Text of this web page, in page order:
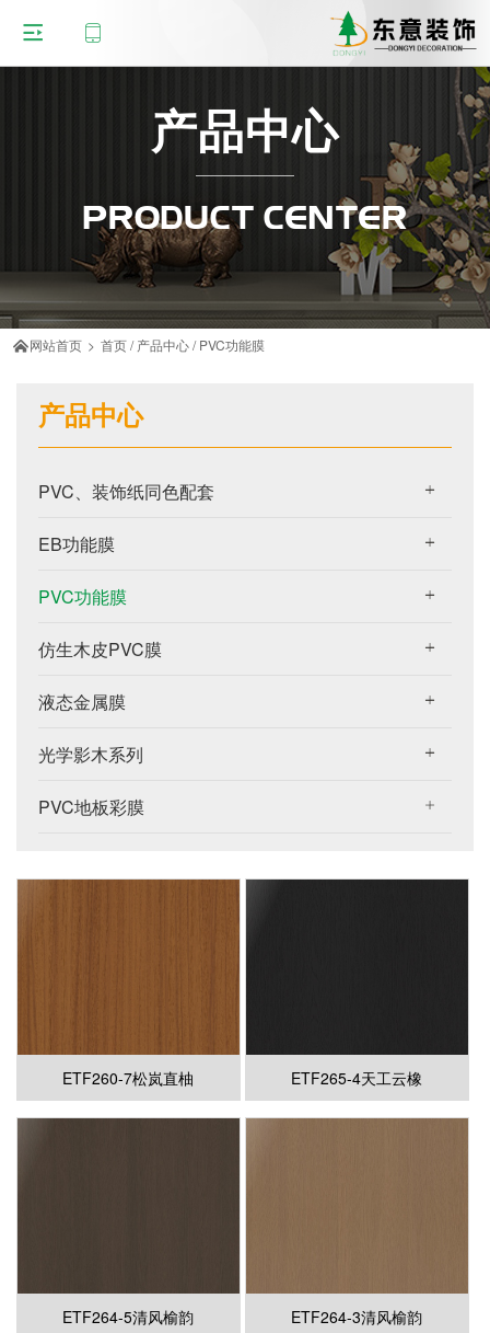
产品中心
PRODUCT CENTER
网站首页 > 首页/产品中心/PVC功能膜
产品中心
PVC、装饰纸同色配套
EB功能膜
PVC功能膜
仿生木皮PVC膜
液态金属膜
光学影木系列
PVC地板彩膜
ETF260-7松岚直柚 ETF265-4天工云橡
ETF264-5清风榆韵 ETF264-3清风榆韵